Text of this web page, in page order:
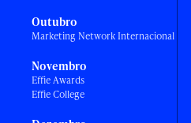
Outubro
Marketing Network Internacional
Novembro
Effie Awards
Effie College